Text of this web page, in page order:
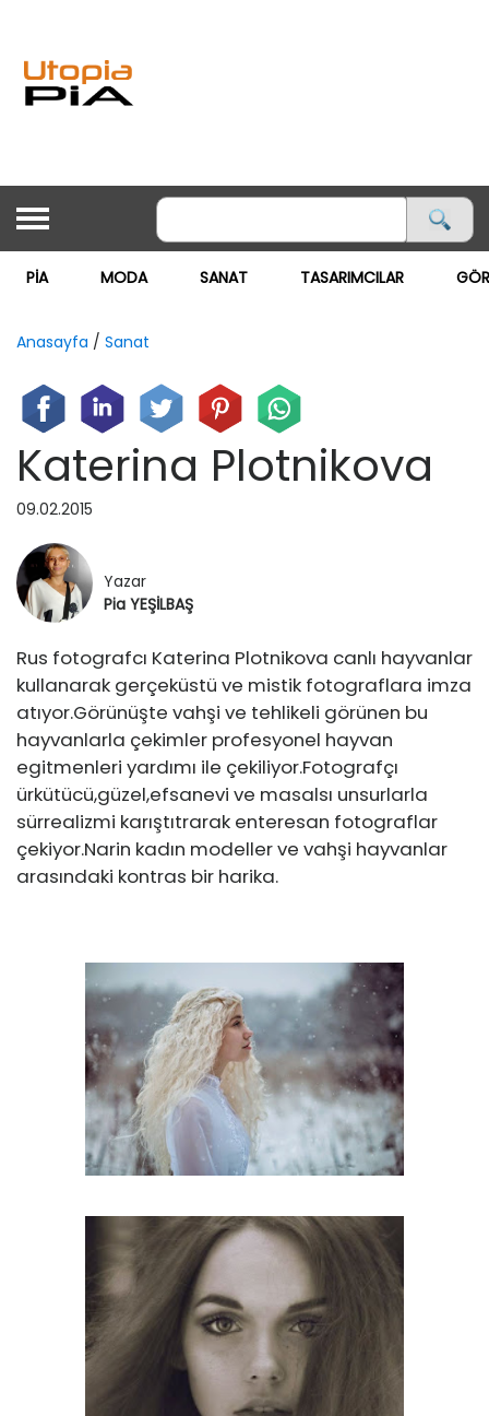
ANASAYFA
PİA
MODA ▽
SANAT
GÖRSEL MAĞAZACILIK
EĞİTİM
SEYAHAT
RÖPORTAJ
SAĞLIK ▽
SAĞLIK
GÜZELLİK
HAKKIMDA
İLETİŞİM
PİA MODA SANAT TASARIMCILAR
Anasayfa / Sanat
Katerina Plotnikova
09.02.2015
Yazar
Pia YEŞİLBAŞ
Rus fotografcı Katerina Plotnikova canlı hayvanlar
kullanarak gerçeküstü ve mistik fotograflara imza
atıyor.Görünüşte vahşi ve tehlikeli görünen bu
hayvanlarla çekimler profesyonel hayvan
egitmenleri yardımı ile çekiliyor.Fotografçı
ürkütücü,güzel,efsanevi ve masalsı unsurlarla
sürrealizmi karıştıtrarak enteresan fotograflar
çekiyor.Narin kadın modeller ve vahşi hayvanlar
arasındaki kontras bir harika.